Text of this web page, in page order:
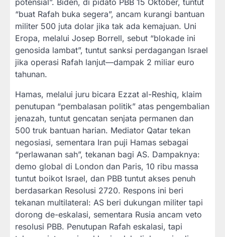
potensial”. Biden, di pidato PBB 15 Oktober, tuntut
“buat Rafah buka segera”, ancam kurangi bantuan
militer 500 juta dolar jika tak ada kemajuan. Uni
Eropa, melalui Josep Borrell, sebut “blokade ini
genosida lambat”, tuntut sanksi perdagangan Israel
jika operasi Rafah lanjut—dampak 2 miliar euro
tahunan.
Hamas, melalui juru bicara Ezzat al-Reshiq, klaim
penutupan “pembalasan politik” atas pengembalian
jenazah, tuntut gencatan senjata permanen dan
500 truk bantuan harian. Mediator Qatar tekan
negosiasi, sementara Iran puji Hamas sebagai
“perlawanan sah”, tekanan bagi AS. Dampaknya:
demo global di London dan Paris, 10 ribu massa
tuntut boikot Israel, dan PBB tuntut akses penuh
berdasarkan Resolusi 2720. Respons ini beri
tekanan multilateral: AS beri dukungan militer tapi
dorong de-eskalasi, sementara Rusia ancam veto
resolusi PBB. Penutupan Rafah eskalasi, tapi